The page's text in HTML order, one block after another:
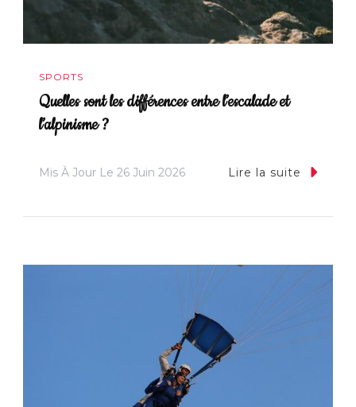
SPORTS
Quelles sont les différences entre l’escalade et
l’alpinisme ?
Mis À Jour Le 26 Juin 2026 Lire la suite